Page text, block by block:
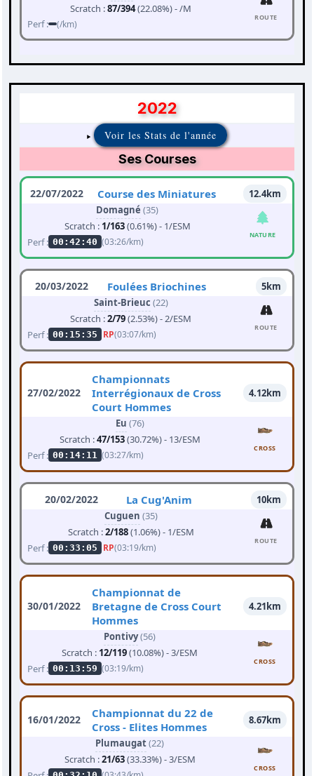
Scratch :87/394(22.08%) - /M
Perf :
(/km)
ROUTE
2022
Voir les Stats de l'année
Ses Courses
22/07/2022 Course des Miniatures
12.4km
Domagné (35)
Scratch : 1/163(0.61%) - 1/ESM
Perf : 00:42:40 (03:26/km)
NATURE
20/03/2022 Foulées Briochines
5km
Saint-Brieuc (22)
Scratch :2/79(2.53%) - 2/ESM
Perf : 00:15:35 RP(03:07/km)
ROUTE
27/02/2022
Championnats
Interrégionaux de Cross
Court Hommes
4.12km
Eu (76)
Scratch :47/153(30.72%) - 13/ESM
Perf : 00:14:11 (03:27/km)
CROSS
20/02/2022 La Cug'Anim
10km
Cuguen (35)
Scratch :2/188(1.06%) - 1/ESM
Perf : 00:33:05 RP(03:19/km)
ROUTE
30/01/2022
Championnat de
Bretagne de Cross Court
Hommes
4.21km
Pontivy(56)
Scratch : 12/119(10.08%) - 3/ESM
Perf : 00:13:59 (03:19/km)
CROSS
16/01/2022
Championnat du 22 de
Cross - Elites Hommes
8.67km
Plumaugat(22)
Scratch :21/63(33.33%) - 3/ESM
CROSS